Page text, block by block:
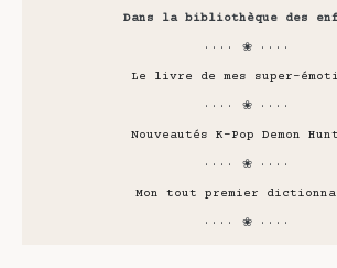
Dans la bibliothèque des
···· ❀ ····
Le livre de mes super-
···· ❀ ····
Nouveautés K-Pop Demon
···· ❀ ····
Mon tout premier
···· ❀ ····